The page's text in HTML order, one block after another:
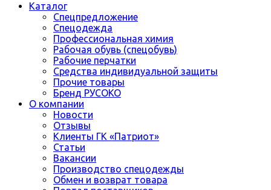
Каталог
Спецпредложение
Спецодежда
Профессиональная химия
Рабочая обувь (спецобувь)
Рабочие перчатки
Средства индивидуальной защиты
Прочие товары
Бренд РУСОКО
О компании
Новости
Отзывы
Клиенты ГК «Патриот»
Статьи
Вакансии
Производство спецодежды
Обмен и возврат товара